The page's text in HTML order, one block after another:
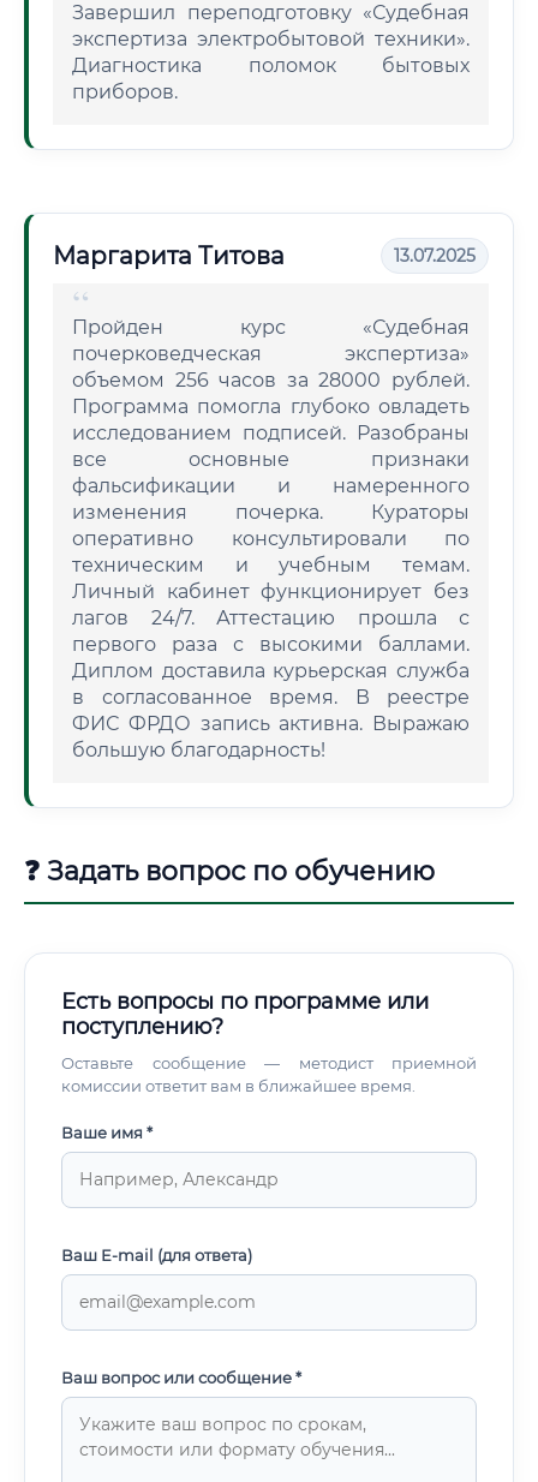
Завершил переподготовку «Судебная
экспертиза электробытовой техники».
Диагностика поломок бытовых
приборов.
Маргарита Титова 13.07.2025
Пройден курс «Судебная
почерковедческая экспертиза»
объемом 256 часов за 28000 рублей.
Программа помогла глубоко овладеть
исследованием подписей. Разобраны
все основные признаки
фальсификации и намеренного
изменения почерка. Кураторы
оперативно консультировали по
техническим и учебным темам.
Личный кабинет функционирует без
лагов 24/7. Аттестацию прошла с
первого раза с высокими баллами.
Диплом доставила курьерская служба
в согласованное время. В реестре
ФИС ФРДО запись активна. Выражаю
большую благодарность!
❓ Задать вопрос по обучению
Есть вопросы по программе или
поступлению?
Оставьте сообщение — методист приемной
комиссии ответит вам в ближайшее время.
Ваше имя *
Ваш E-mail (для ответа)
Ваш вопрос или сообщение *